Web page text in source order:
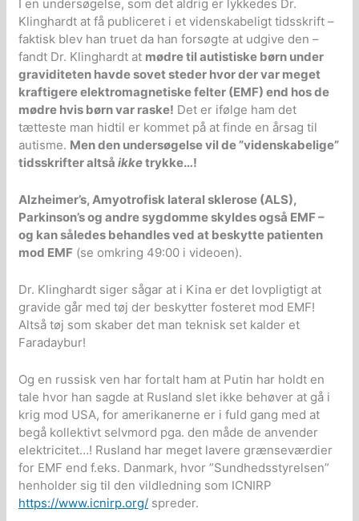
I en undersøgelse, som det aldrig er lykkedes Dr.
Klinghardt at få publiceret i et videnskabeligt tidsskrift –
faktisk blev han truet da han forsøgte at udgive den –
fandt Dr. Klinghardt at mødre til autistiske børn under
graviditeten havde sovet steder hvor der var meget
kraftigere elektromagnetiske felter (EMF) end hos de
mødre hvis børn var raske! Det er ifølge ham det
tætteste man hidtil er kommet på at finde en årsag til
autisme. Men den undersøgelse vil de ”videnskabelige”
tidsskrifter altsåikketrykke…!
Alzheimer’s, Amyotrofisk lateral sklerose (ALS),
Parkinson’s og andre sygdomme skyldes også EMF –
og kan således behandles ved at beskytte patienten
mod EMF (se omkring 49:00 i videoen).
Dr. Klinghardt siger sågar at i Kina er det lovpligtigt at
gravide går med tøj der beskytter fosteret mod EMF!
Altså tøj som skaber det man teknisk set kalder et
Faradaybur!
Og en russisk ven har fortalt ham at Putin har holdt en
tale hvor han sagde at Rusland slet ikke behøver at gå i
krig mod USA, for amerikanerne er i fuld gang med at
begå kollektivt selvmord pga. den måde de anvender
elektricitet…! Rusland har meget lavere grænseværdier
for EMF end f.eks. Danmark, hvor ”Sundhedsstyrelsen”
henholder sig til den vildledning som ICNIRP
https://www.icnirp.org/ spreder.